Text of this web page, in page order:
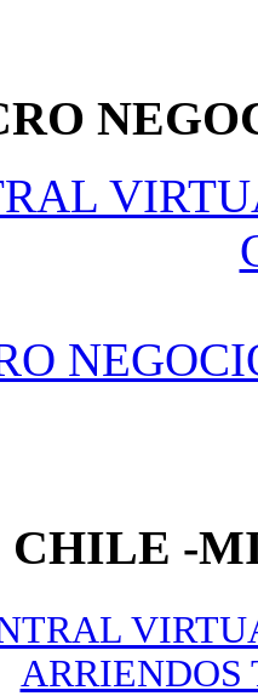
CHILE -
ARRIENDOS